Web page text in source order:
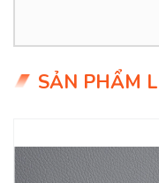
- Giá siêu hợp lý
SẢN PHẨM